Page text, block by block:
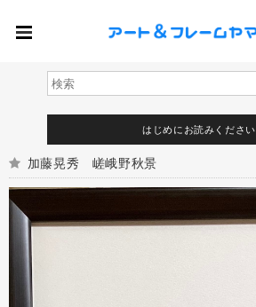
はじめにお読みください
加藤晃秀 嵯峨野秋景